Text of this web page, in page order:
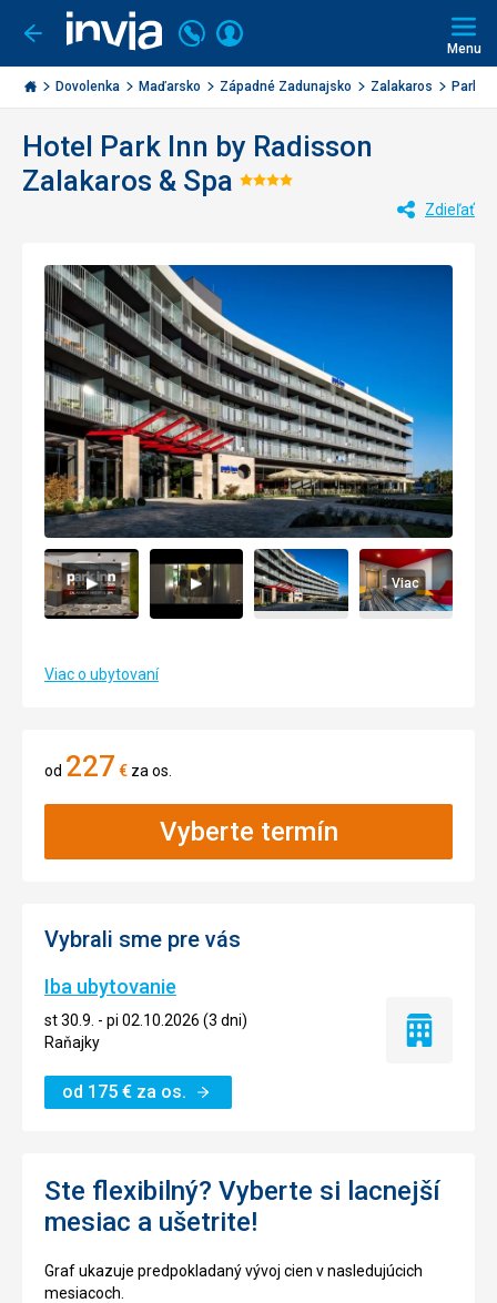
Ísť
späť
Invia.sk
Volajte
+421
2
3221
Prihlásiť
Menu
Dovolenka Maďarsko Západné Zadunajsko Zalakaros Park
Hotel Park Inn by Radisson
Zalakaros & Spa Hodnotenie:
Zdieľať
Viac
Viac o ubytovaní
od 227 € za os.
Vyberte termín
Vybrali sme pre vás
Iba ubytovanie
st 30.9. - pi 02.10.2026 (3 dni)
Raňajky
od 175 € za os.
Iba
Ste flexibilný? Vyberte si lacnejší
mesiac a ušetrite!
Graf ukazuje predpokladaný vývoj cien v nasledujúcich
mesiacoch.